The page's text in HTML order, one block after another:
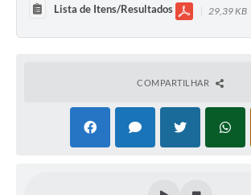
Lista de Itens/Resultados 29,39 KB
COMPARTILHAR